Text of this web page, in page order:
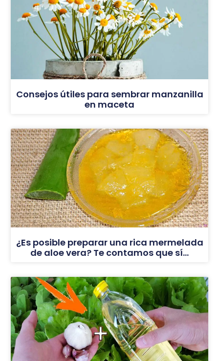
Consejos útiles para sembrar manzanilla
en maceta
¿Es posible preparar una rica mermelada
de aloe vera? Te contamos que sí…